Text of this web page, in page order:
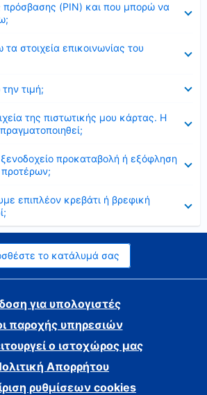
πρόσβασης (PIN) και που μπορώ να
στοιχεία επικοινωνίας του
τιμή;
της πιστωτικής μου κάρτας. Η
ξενοδοχείο προκαταβολή ή εξόφληση
επιπλέον κρεβάτι ή βρεφική
το κατάλυμά σας
για υπολογιστές
παροχής υπηρεσιών
ο ιστοχώρος μας
Απορρήτου
ρυθμίσεων cookies